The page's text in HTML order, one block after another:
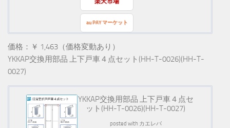
au PAY マーケット
価格：￥ 1,463（価格変動あり）
YKKAP交換用部品 上下戸車４点セット(HH-T-0026)(HH-T-
0027)
YKKAP交換用部品 上下戸車４点セ
ット(HH-T-0026)(HH-T-0027)
posted with カエレバ